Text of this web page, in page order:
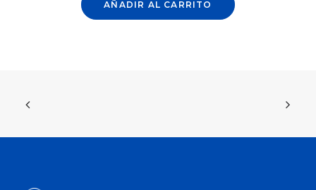
AÑADIR AL CARRITO